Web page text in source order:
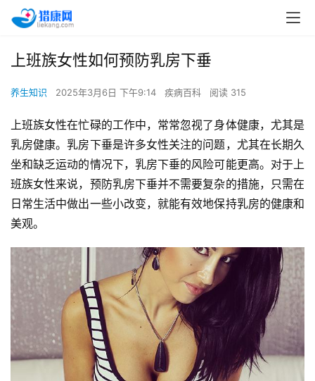
上班族女性如何预防乳房下垂
养生知识 2025年3月6日 下午9:14 疾病百科 阅读 315
上班族女性在忙碌的工作中，常常忽视了身体健康，尤其是
乳房健康。乳房下垂是许多女性关注的问题，尤其在长期久
坐和缺乏运动的情况下，乳房下垂的风险可能更高。对于上
班族女性来说，预防乳房下垂并不需要复杂的措施，只需在
日常生活中做出一些小改变，就能有效地保持乳房的健康和
美观。